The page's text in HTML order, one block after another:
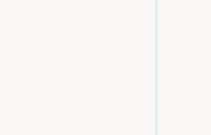
شد، میتونی از طریق کارت به